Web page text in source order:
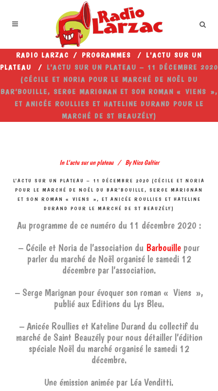
RADIO LARZAC / PROGRAMMES / L'ACTU SUR UN
PLATEAU
/ L’ACTU SUR UN PLATEAU – 11 DÉCEMBRE 2020
(CÉCILE ET NORIA POUR LE MARCHÉ DE NOËL DU
BAR’BOUILLE, SERGE MARIGNAN ET SON ROMAN « VIENS »,
ET ANICÉE ROULLIES ET HATELINE DURAND POUR LE
MARCHÉ DE ST BEAUZÉLY)
In L'actu sur un plateau By Nico Galtier
L’ACTU SUR UN PLATEAU – 11 DÉCEMBRE 2020 (CÉCILE ET NORIA
POUR LE MARCHÉ DE NOËL DU BAR’BOUILLE, SERGE MARIGNAN
ET SON ROMAN « VIENS », ET ANICÉE ROULLIES ET HATELINE
DURAND POUR LE MARCHÉ DE ST BEAUZÉLY)
Au programme de ce numéro du 11 décembre 2020 :
– Cécile et Noria de l’association du Barbouille pour
parler du marché de Noël organisé le samedi 12
décembre par l’association.
– Serge Marignan pour évoquer son roman « Viens »,
publié aux Editions du Lys Bleu.
– Anicée Roullies et Kateline Durand du collectif du
marché de Saint Beauzély pour nous détailler l’édition
spéciale Noël du marché organisé le samedi 12
décembre.
Une émission animée par Léa Venditti.